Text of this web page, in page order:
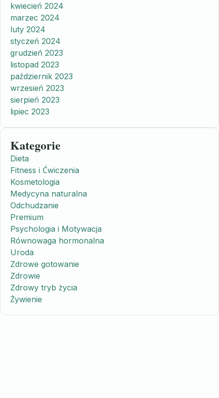
kwiecień 2024
marzec 2024
luty 2024
styczeń 2024
grudzień 2023
listopad 2023
październik 2023
wrzesień 2023
sierpień 2023
lipiec 2023
Kategorie
Dieta
Fitness i Ćwiczenia
Kosmetologia
Medycyna naturalna
Odchudzanie
Premium
Psychologia i Motywacja
Równowaga hormonalna
Uroda
Zdrowe gotowanie
Zdrowie
Zdrowy tryb życia
Żywienie